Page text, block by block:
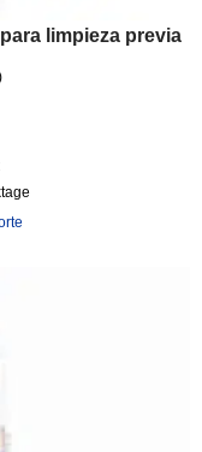
limpieza previa